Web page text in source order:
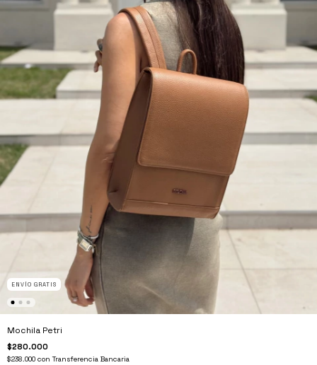
ENVÍO GRATIS
Mochila Petri
$280.000
$238.000 con Transferencia Bancaria